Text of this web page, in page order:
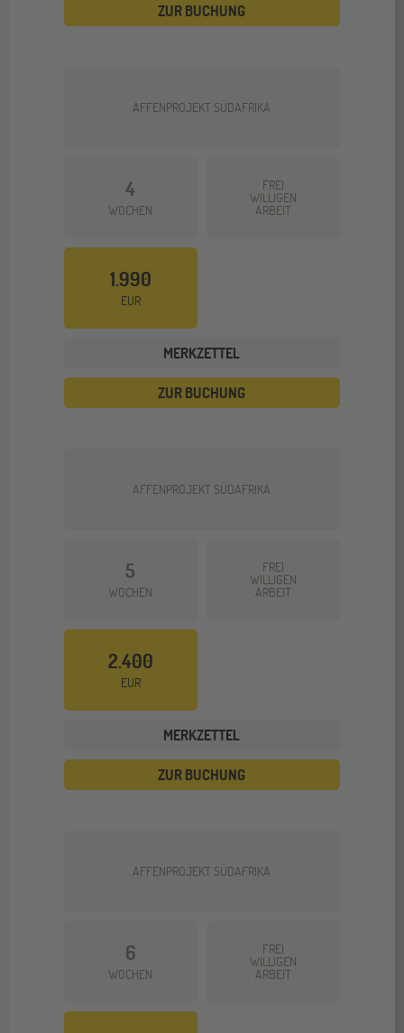
ZUR BUCHUNG
AFFENPROJEKT SÜDAFRIKA
4
WOCHEN
FREI
WILLIGEN
ARBEIT
1.990
EUR
MERKZETTEL
ZUR BUCHUNG
AFFENPROJEKT SÜDAFRIKA
5
WOCHEN
FREI
WILLIGEN
ARBEIT
2.400
EUR
MERKZETTEL
ZUR BUCHUNG
AFFENPROJEKT SÜDAFRIKA
6
WOCHEN
FREI
WILLIGEN
ARBEIT